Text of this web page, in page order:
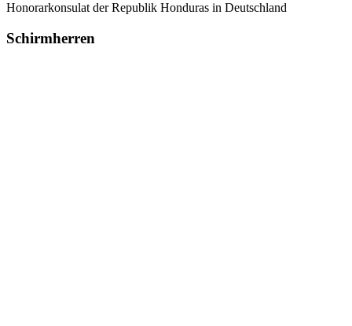
Honorarkonsulat der Republik Honduras in Deutschland
Schirmherren